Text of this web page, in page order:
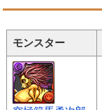
モンスター